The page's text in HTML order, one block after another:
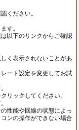
ください。
す。
以下のリンクからご確認
く表示されないことがあ
ート設定を変更してお試
リックしてください。
性能や回線の状態によっ
ンの操作ができない場合